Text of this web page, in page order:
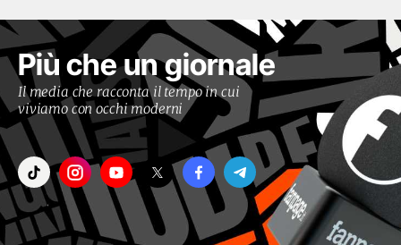
Più che un giornale
Il media che racconta il tempo in cui
viviamo con occhi moderni